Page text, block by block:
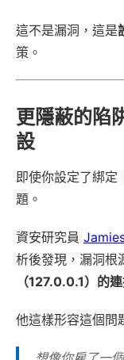
這不是漏洞，這是
策。
更隱蔽的陷
設
即使你設定了綁定
題。
資安研究員
析後發現，漏洞根
（127.0.0.1）的
他這樣形容這個問